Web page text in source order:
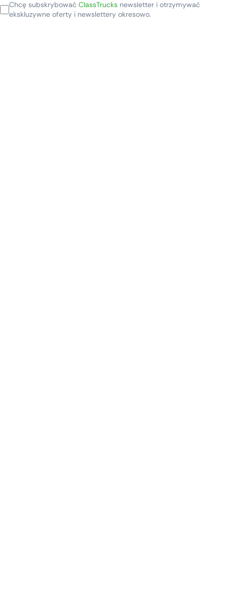
Chcę subskrybować ClassTrucks newsletter i otrzymywać
ekskluzywne oferty i newslettery okresowo.